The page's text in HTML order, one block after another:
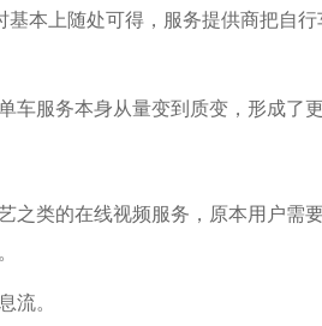
本上随处可得，服务提供商把自行
服务本身从量变到质变，形成了更
类的在线视频服务，原本用户需
。